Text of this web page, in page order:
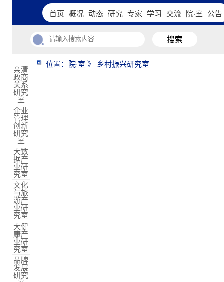
首页 概况 动态 研究 专家 学习 交流 院·室 公告
搜索
亲清
政商
关系
研究
室
企业
管理
创新
研究
室
大数
据产
业研
究室
文化
与旅
游产
业研
究室
大健
康产
业研
究室
品牌
发展
研究
位置：院·室 》 乡村振兴研究室